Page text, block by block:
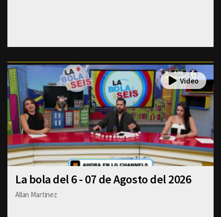
La bola del 6 - 07 de Agosto del 2026
Allan Martinez